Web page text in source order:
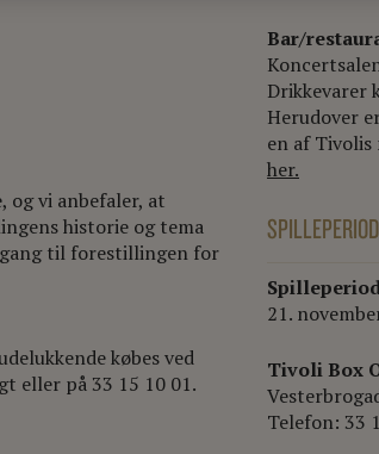
og vi anbefaler, at
historie og tema
til forestillingen for
købes ved
eller på 33 15 10 01.
Bar/
Drikkevarer
Herudover
en af
her.
21.
Tivoli Box
Telefon: 33